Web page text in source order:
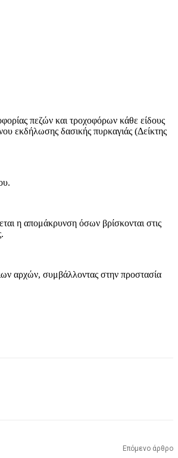
πεζών και τροχοφόρων κάθε είδους
εκδήλωσης δασικής πυρκαγιάς (Δείκτης
η απομάκρυνση όσων βρίσκονται στις
αρχών, συμβάλλοντας στην προστασία
Επόμενο άρθρο